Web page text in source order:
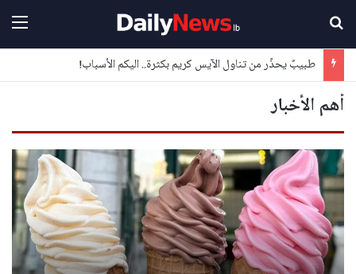
طبيبٌ يحذّر من تناول الآيس كريم بكثرة.. اليكم الأسباب!
أهم الأخبار